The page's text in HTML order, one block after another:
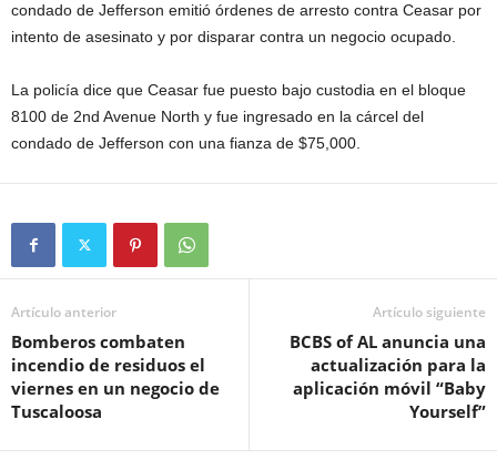
condado de Jefferson emitió órdenes de arresto contra Ceasar por
intento de asesinato y por disparar contra un negocio ocupado.
La policía dice que Ceasar fue puesto bajo custodia en el bloque
8100 de 2nd Avenue North y fue ingresado en la cárcel del
condado de Jefferson con una fianza de $75,000.
Artículo anterior
Bomberos combaten
incendio de residuos el
viernes en un negocio de
Tuscaloosa
Artículo siguiente
BCBS of AL anuncia una
actualización para la
aplicación móvil “Baby
Yourself”